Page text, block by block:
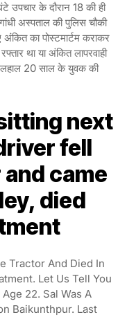
उपचार के दौरान 18 की ही
अस्पताल की पुलिस चौकी
का पोस्टमार्टम कराकर
था या अंकित लापरवाही
20 साल के युवक की
next
fell
came
died
Tractor And Died In
Let Us Tell You
22. Sal Was A
Baikunthpur. Last